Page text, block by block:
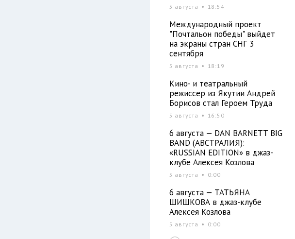
5 августа 18:54
Международный проект
"Почтальон победы" выйдет
на экраны стран СНГ 3
сентября
5 августа 18:19
Кино- и театральный
режиссер из Якутии Андрей
Борисов стал Героем Труда
5 августа 16:50
6 августа — DAN BARNETT BIG
BAND (АВСТРАЛИЯ):
«RUSSIAN EDITION» в джаз-
клубе Алексея Козлова
5 августа 0:00
6 августа — ТАТЬЯНА
ШИШКОВА в джаз-клубе
Алексея Козлова
5 августа 0:00